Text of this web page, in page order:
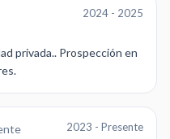
2024 - 2025
privada.. Prospección en
2023 - Presente